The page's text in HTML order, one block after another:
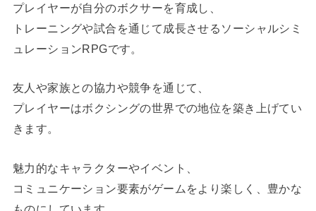
プレイヤーが自分のボクサーを育成し、
トレーニングや試合を通じて成長させるソーシャルシミ
ュレーションRPGです。
友人や家族との協力や競争を通じて、
プレイヤーはボクシングの世界での地位を築き上げてい
きます。
魅力的なキャラクターやイベント、
コミュニケーション要素がゲームをより楽しく、豊かな